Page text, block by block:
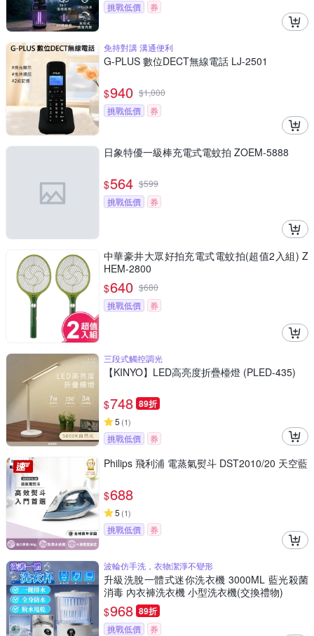
挑戰低價 券
免持對講 溝通便利
G-PLUS 數位DECT無線電話 LJ-2501
$940 $1,000
挑戰低價
券
日象特優一級棒充電式電蚊拍 ZOEM-5888
$564 $599
挑戰低價
券
中華豪井大眾好拍充電式電蚊拍(超值2入組) Z
HEM-2800
$640 $680
挑戰低價
券
三段式觸控調光
【KINYO】LED高亮度折疊檯燈 (PLED-435)
$748 89折
5 (1)
挑戰低價 券
Philips 飛利浦 電蒸氣熨斗 DST2010/20 天空藍
$688
5 (1)
挑戰低價 券
波輪仿手洗，衣物潔淨不變形
升級洗脫一體式迷你洗衣機 3000ML 藍光殺菌
消毒 內衣褲洗衣機 小型洗衣機(交換禮物)
$968 89折
挑戰低價 券